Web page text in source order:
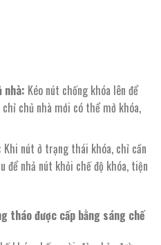
nhà: Kéo nút chống khóa lên để
chủ nhà mới có thể mở khóa,
Khi nút ở trạng thái khóa, chỉ cần
để nhả nút khỏi chế độ khóa, tiện
tháo được cấp bằng sáng chế